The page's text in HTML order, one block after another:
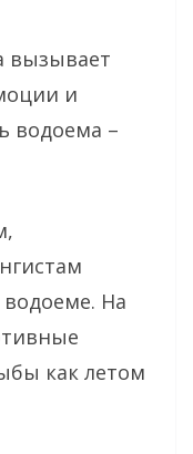
вызывает
и
водоема –
водоеме. На
как летом